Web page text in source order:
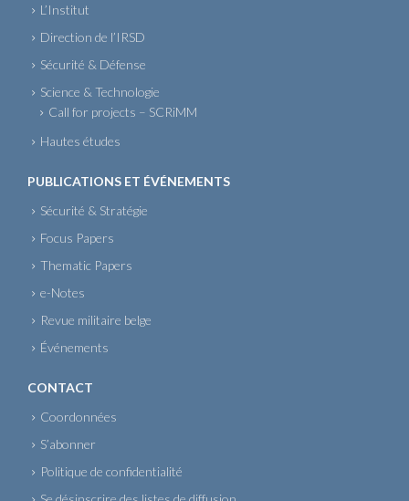
L’Institut
Direction de l’IRSD
Sécurité & Défense
Science & Technologie
Call for projects – SCRiMM
Hautes études
PUBLICATIONS ET ÉVÉNEMENTS
Sécurité & Stratégie
Focus Papers
Thematic Papers
e-Notes
Revue militaire belge
Événements
CONTACT
Coordonnées
S’abonner
Politique de confidentialité